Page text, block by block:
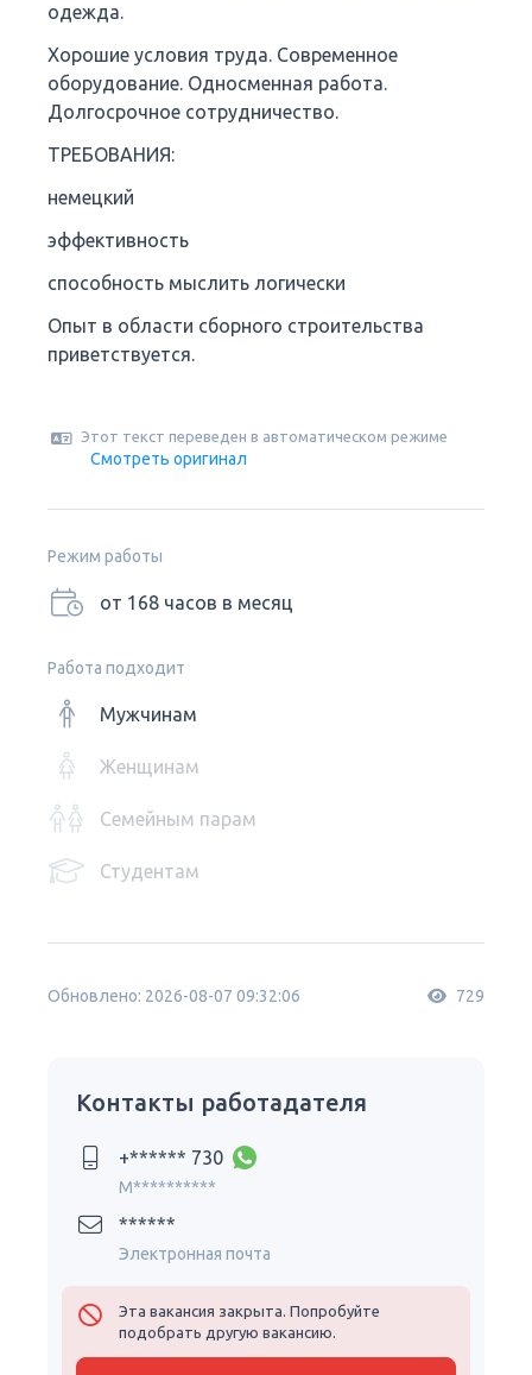
одежда.
Хорошие условия труда. Современное
оборудование. Односменная работа.
Долгосрочное сотрудничество.
ТРЕБОВАНИЯ:
немецкий
эффективность
способность мыслить логически
Опыт в области сборного строительства
приветствуется.
Этот текст переведен в автоматическом режиме
Смотреть оригинал
Режим работы
от 168 часов в месяц
Работа подходит
Мужчинам
Женщинам
Семейным парам
Студентам
Обновлено: 2026-08-07 09:32:06 729
Контакты работадателя
+****** 730
M**********
******
Электронная почта
Эта вакансия закрыта. Попробуйте
подобрать другую вакансию.